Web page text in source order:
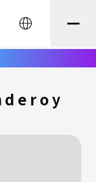
English